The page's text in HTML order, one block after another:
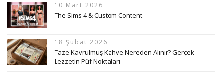
10 Mart 2026
The Sims 4 & Custom Content
18 Şubat 2026
Taze Kavrulmuş Kahve Nereden Alınır? Gerçek
Lezzetin Püf Noktaları